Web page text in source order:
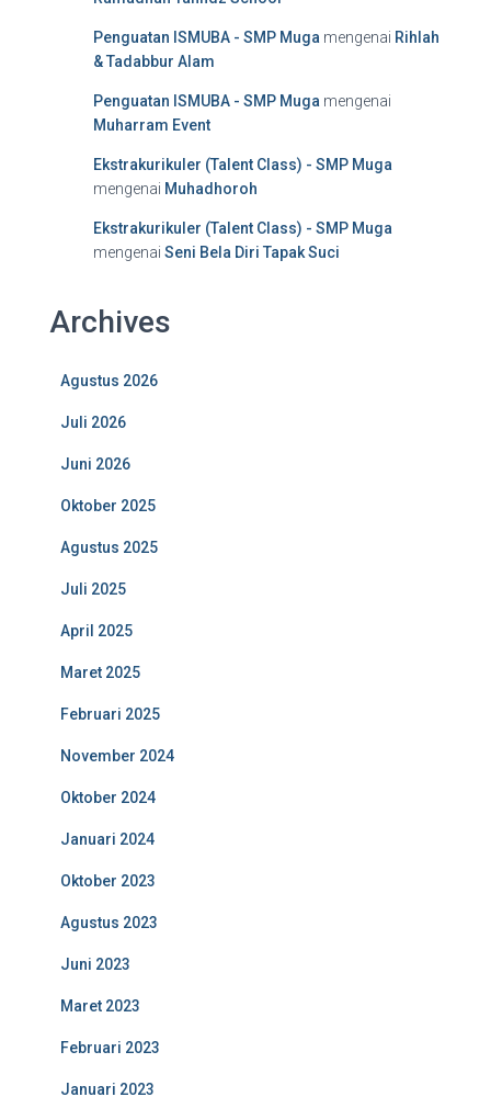
Penguatan ISMUBA - SMP Muga mengenai Rihlah
& Tadabbur Alam
Penguatan ISMUBA - SMP Muga mengenai
Muharram Event
Ekstrakurikuler (Talent Class) - SMP Muga
mengenai Muhadhoroh
Ekstrakurikuler (Talent Class) - SMP Muga
mengenai Seni Bela Diri Tapak Suci
Archives
Agustus 2026
Juli 2026
Juni 2026
Oktober 2025
Agustus 2025
Juli 2025
April 2025
Maret 2025
Februari 2025
November 2024
Oktober 2024
Januari 2024
Oktober 2023
Agustus 2023
Juni 2023
Maret 2023
Februari 2023
Januari 2023